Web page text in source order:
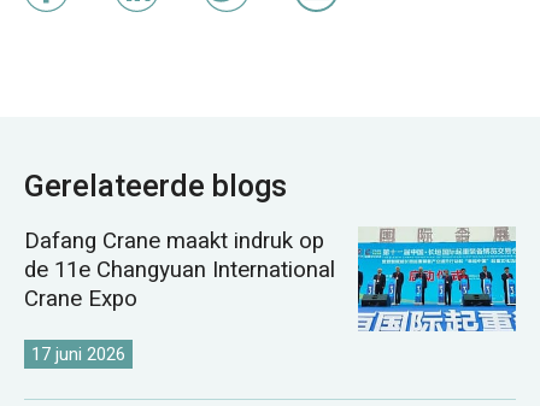
Gerelateerde blogs
Dafang Crane maakt indruk op
de 11e Changyuan International
Crane Expo
17 juni 2026